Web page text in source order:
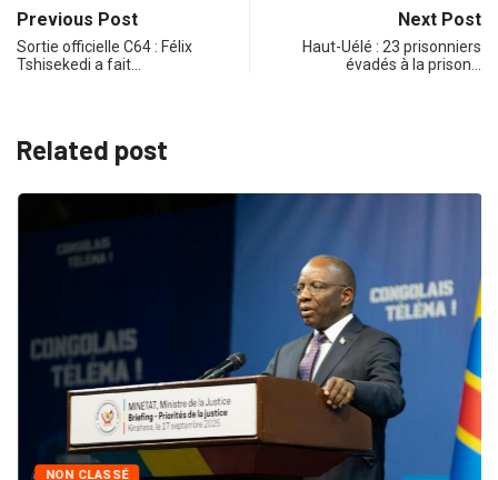
Previous Post
Sortie officielle C64 : Félix
Tshisekedi a fait…
Next Post
Haut-Uélé : 23 prisonniers
évadés à la prison…
Related post
NON CLASSÉ